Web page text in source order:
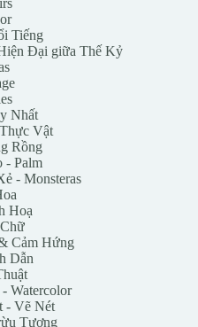
Tiếng
Đại giữa Thế Kỷ
Nhất
Vật
Rồng
- Palm
- Monsteras
Hoạ
Cảm Hứng
Dẫn
Watercolor
- Vẽ Nét
Tượng